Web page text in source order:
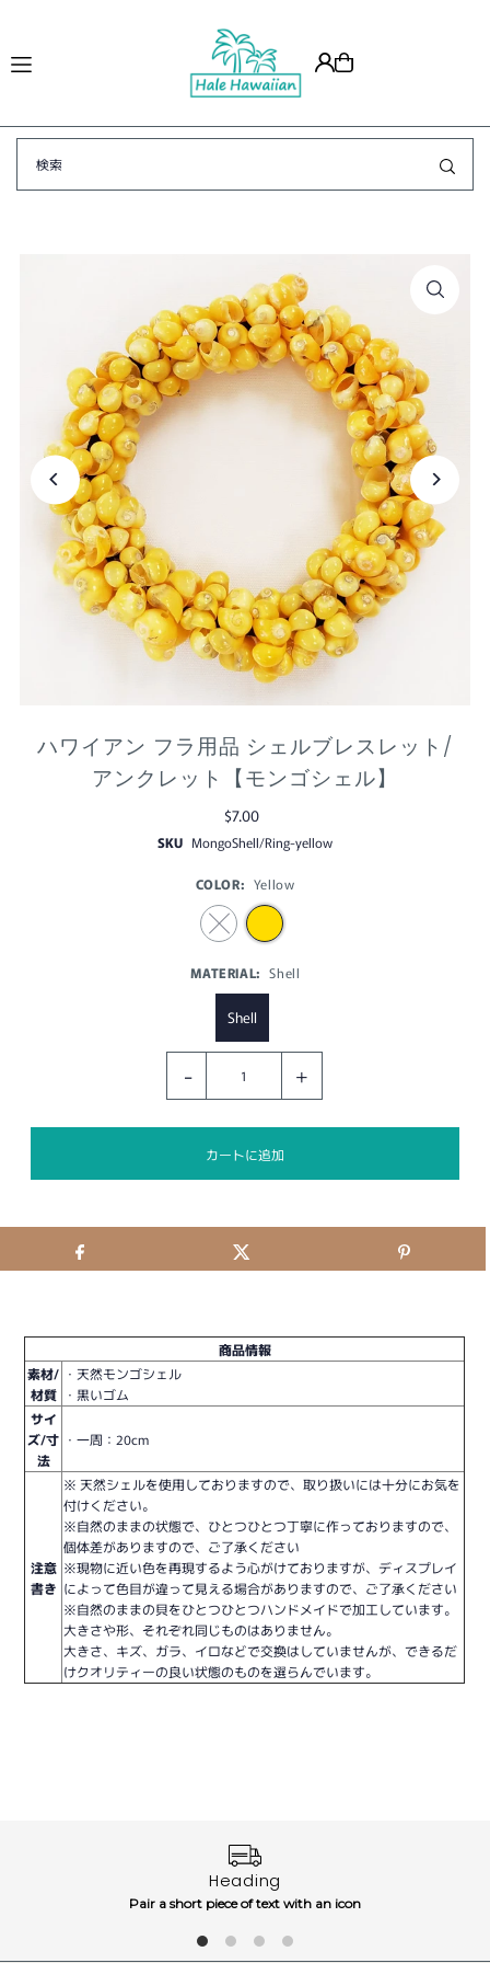
Translation missing: ja.accessibility.skip_to_text
ハワイアン フラ用品 シェルブレスレット/
アンクレット【モンゴシェル】
$7.00
SKU MongoShell/Ring-yellow
COLOR: Yellow
MATERIAL: Shell
Shell
- +
商品情報
素材/
材質
・天然モンゴシェル
・黒いゴム
サイ
ズ/寸
法
・一周：20cm
注意
書き
※ 天然シェルを使用しておりますので、取り扱いには十分にお気を
付けください。
※自然のままの状態で、ひとつひとつ丁寧に作っておりますので、
個体差がありますので、ご了承ください
※現物に近い色を再現するよう心がけておりますが、ディスプレイ
によって色目が違って見える場合がありますので、ご了承ください
※自然のままの貝をひとつひとつハンドメイドで加工しています。
大きさや形、それぞれ同じものはありません。
大きさ、キズ、ガラ、イロなどで交換はしていませんが、できるだ
けクオリティーの良い状態のものを選らんでいます。
Heading
Pair a short piece of text with an icon